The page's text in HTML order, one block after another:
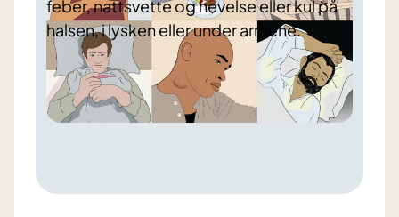
⁠feber, nattsvette og ⁠hevelse eller kul på
halsen, i lysken eller under armene.